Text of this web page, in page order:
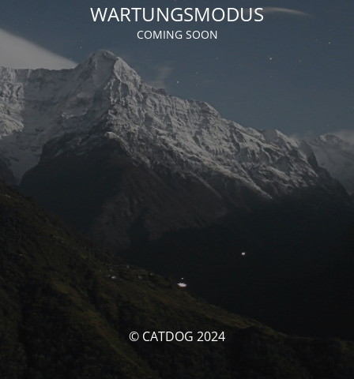
WARTUNGSMODUS
COMING SOON
© CATDOG 2024